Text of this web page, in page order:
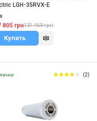
LGH-35RVX-E
805 грн131 469 грн
Купить
(2)